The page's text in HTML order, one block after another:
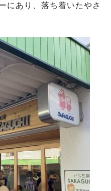
にあり、落ち着いたやさ